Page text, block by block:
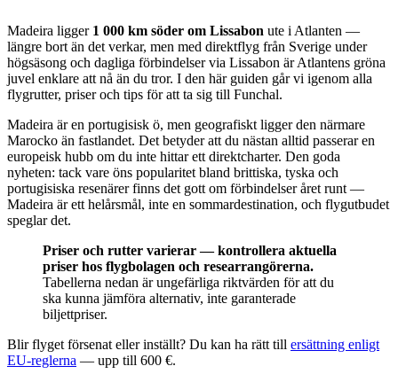
Madeira ligger 1 000 km söder om Lissabon ute i Atlanten —
längre bort än det verkar, men med direktflyg från Sverige under
högsäsong och dagliga förbindelser via Lissabon är Atlantens gröna
juvel enklare att nå än du tror. I den här guiden går vi igenom alla
flygrutter, priser och tips för att ta sig till Funchal.
Madeira är en portugisisk ö, men geografiskt ligger den närmare
Marocko än fastlandet. Det betyder att du nästan alltid passerar en
europeisk hubb om du inte hittar ett direktcharter. Den goda
nyheten: tack vare öns popularitet bland brittiska, tyska och
portugisiska resenärer finns det gott om förbindelser året runt —
Madeira är ett helårsmål, inte en sommardestination, och flygutbudet
speglar det.
Priser och rutter varierar — kontrollera aktuella
priser hos flygbolagen och researrangörerna.
Tabellerna nedan är ungefärliga riktvärden för att du
ska kunna jämföra alternativ, inte garanterade
biljettpriser.
Blir flyget försenat eller inställt? Du kan ha rätt till ersättning enligt
EU-reglerna — upp till 600 €.